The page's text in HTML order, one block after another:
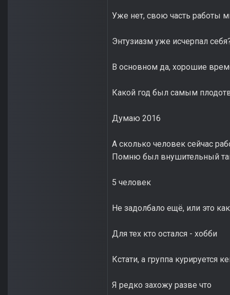
Уже нет, свою часть работы
Энтузиазм уже исчерпал
В основном да, хорошие
Какой год был самым
Думаю 2016
А сколько человек сейчас
Помню был внушительный
5 человек
Не задолбало ещё, или это
Для тех кто остался - хобби
Кстати, а группа курируется
Я редко захожу разве что